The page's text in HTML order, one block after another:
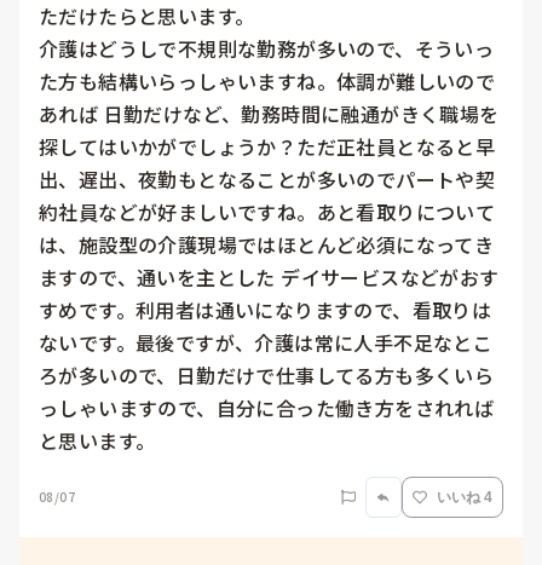
ただけたらと思います。
介護はどうしで不規則な勤務が多いので、そういっ
た方も結構いらっしゃいますね。体調が難しいので
あれば 日勤だけなど、勤務時間に融通がきく職場を
探してはいかがでしょうか？ただ正社員となると早
出、遅出、夜勤もとなることが多いのでパートや契
約社員などが好ましいですね。あと看取りについて
は、施設型の介護現場ではほとんど必須になってき
ますので、通いを主とした デイサービスなどがおす
すめです。利用者は通いになりますので、看取りは
ないです。最後ですが、介護は常に人手不足なとこ
ろが多いので、日勤だけで仕事してる方も多くいら
っしゃいますので、自分に合った働き方をされれば
と思います。
08/07 いいね 4